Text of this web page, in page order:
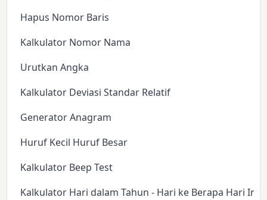
Hapus Nomor Baris
Kalkulator Nomor Nama
Urutkan Angka
Kalkulator Deviasi Standar Relatif
Generator Anagram
Huruf Kecil Huruf Besar
Kalkulator Beep Test
Kalkulator Hari dalam Tahun - Hari ke Berapa Hari Ini?